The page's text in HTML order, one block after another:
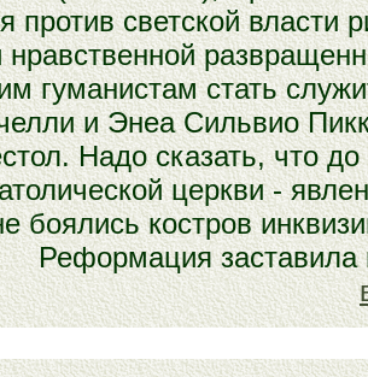
против светской власти
нравственной
гуманистам стать
и Энеа Сильвио
Надо сказать, что
церкви -
боялись костров
Реформация заставила